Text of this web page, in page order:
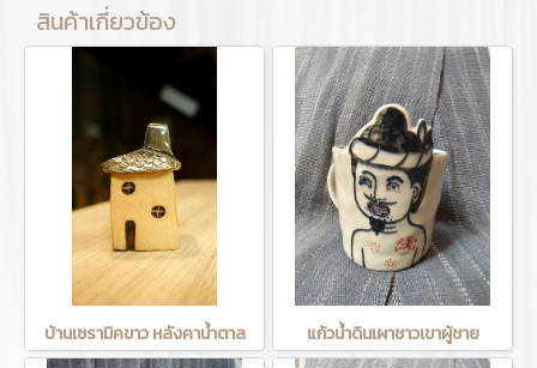
สินค้าเกี่ยวข้อง
บ้านเซรามิคขาว หลังคาน้ำตาล แก้วน้ำดินเผาชาวเขาผู้ชาย